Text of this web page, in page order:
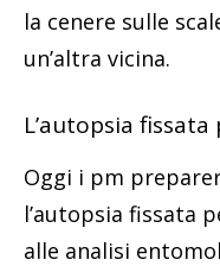
la cenere sulle
un’altra vicina.
L’autopsia
Oggi i pm
l’autopsia fissata
alle analisi